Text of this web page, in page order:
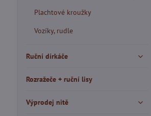
Plachtové kroužky
Vozíky, rudle
Ruční dírkáče
Rozražeče + ruční lisy
Výprodej nitě